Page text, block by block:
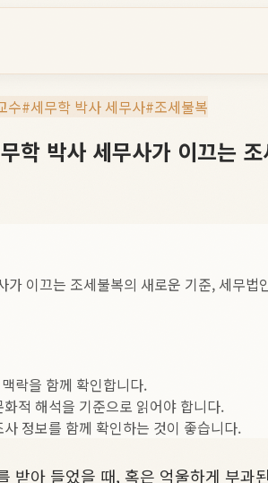
수#세무학 박사 세무사#조세불복
학 박사 세무사가 이끄는
이끄는 조세불복의 새로운 기준, 세무
락을 함께 확인합니다.
적 해석을 기준으로 읽어야 합니다.
정보를 함께 확인하는 것이 좋습니다.
받아 들었을 때, 혹은 억울하게 부